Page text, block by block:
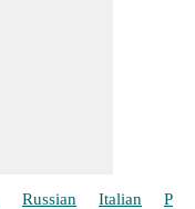
Russian Italian